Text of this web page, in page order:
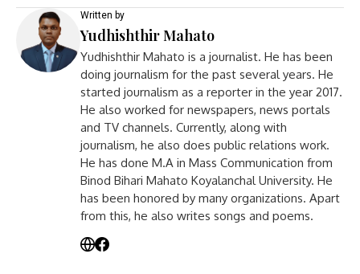
Written by
Yudhishthir Mahato
Yudhishthir Mahato is a journalist. He has been
doing journalism for the past several years. He
started journalism as a reporter in the year 2017.
He also worked for newspapers, news portals
and TV channels. Currently, along with
journalism, he also does public relations work.
He has done M.A in Mass Communication from
Binod Bihari Mahato Koyalanchal University. He
has been honored by many organizations. Apart
from this, he also writes songs and poems.